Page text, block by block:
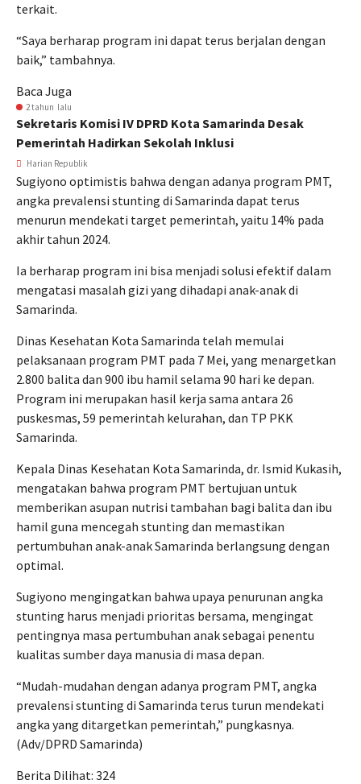
terkait.
“Saya berharap program ini dapat terus berjalan dengan
baik,” tambahnya.
Baca Juga
2 tahun lalu
Sekretaris Komisi IV DPRD Kota Samarinda Desak
Pemerintah Hadirkan Sekolah Inklusi
Harian Republik
Sugiyono optimistis bahwa dengan adanya program PMT,
angka prevalensi stunting di Samarinda dapat terus
menurun mendekati target pemerintah, yaitu 14% pada
akhir tahun 2024.
Ia berharap program ini bisa menjadi solusi efektif dalam
mengatasi masalah gizi yang dihadapi anak-anak di
Samarinda.
Dinas Kesehatan Kota Samarinda telah memulai
pelaksanaan program PMT pada 7 Mei, yang menargetkan
2.800 balita dan 900 ibu hamil selama 90 hari ke depan.
Program ini merupakan hasil kerja sama antara 26
puskesmas, 59 pemerintah kelurahan, dan TP PKK
Samarinda.
Kepala Dinas Kesehatan Kota Samarinda, dr. Ismid Kukasih,
mengatakan bahwa program PMT bertujuan untuk
memberikan asupan nutrisi tambahan bagi balita dan ibu
hamil guna mencegah stunting dan memastikan
pertumbuhan anak-anak Samarinda berlangsung dengan
optimal.
Sugiyono mengingatkan bahwa upaya penurunan angka
stunting harus menjadi prioritas bersama, mengingat
pentingnya masa pertumbuhan anak sebagai penentu
kualitas sumber daya manusia di masa depan.
“Mudah-mudahan dengan adanya program PMT, angka
prevalensi stunting di Samarinda terus turun mendekati
angka yang ditargetkan pemerintah,” pungkasnya.
(Adv/DPRD Samarinda)
Berita Dilihat: 324